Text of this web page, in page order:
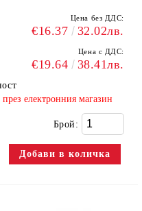
Цена без ДДС:
€16.37 32.02лв.
Цена с ДДС:
€19.64 38.41лв.
електронния магазин
Брой: